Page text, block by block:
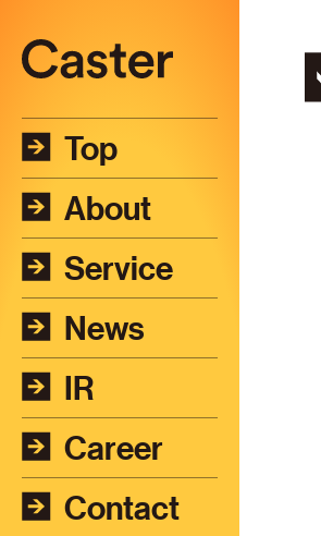
Top
About
Service
News
IR
Career
Contact